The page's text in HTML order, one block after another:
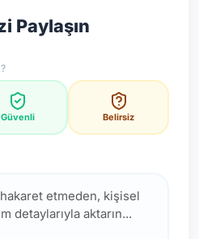
kullanıcı yorumlarına göre
Paylaşın
Güvenli Belirsiz